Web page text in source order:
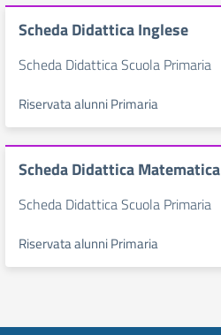
Scheda Didattica Inglese
Scheda Didattica Scuola Primaria
Riservata alunni Primaria
Scheda Didattica Matematica
Scheda Didattica Scuola Primaria
Riservata alunni Primaria